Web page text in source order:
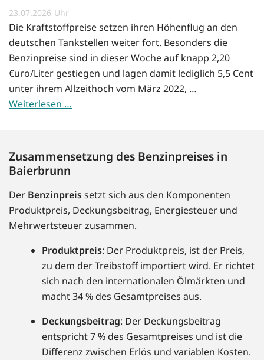
23.07.2026
Die Kraftstoffpreise setzen ihren Höhenflug an den
deutschen Tankstellen weiter fort. Besonders die
Benzinpreise sind in dieser Woche auf knapp 2,20
€uro/Liter gestiegen und lagen damit lediglich 5,5 Cent
unter ihrem Allzeithoch vom März 2022, …
Weiterlesen …
Zusammensetzung des Benzinpreises in
Baierbrunn
Der Benzinpreissetzt sich aus den Komponenten
Produktpreis, Deckungsbeitrag, Energiesteuer und
Mehrwertsteuer zusammen.
Produktpreis: Der Produktpreis, ist der Preis,
zu dem der Treibstoff importiert wird. Er richtet
sich nach den internationalen Ölmärkten und
macht 34 % des Gesamtpreises aus.
Deckungsbeitrag: Der Deckungsbeitrag
entspricht 7 % des Gesamtpreises und ist die
Differenz zwischen Erlös und variablen Kosten.